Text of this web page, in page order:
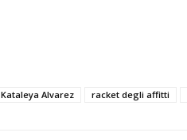
Kataleya Alvarez racket degli affitti